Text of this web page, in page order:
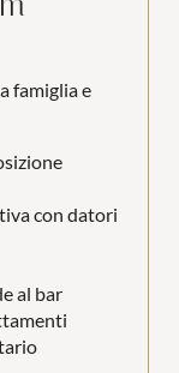
famiglia e
con datori
al bar